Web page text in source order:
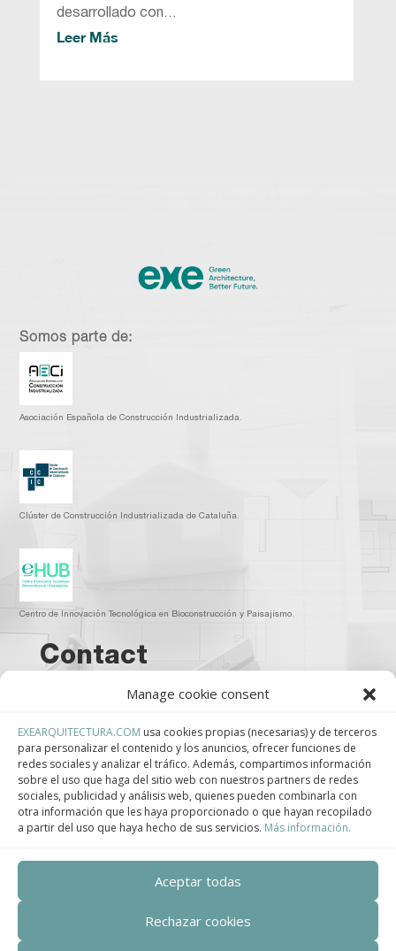
Manage cookie consent
EXEARQUITECTURA.COM usa cookies propias (necesarias) y de terceros
para personalizar el contenido y los anuncios, ofrecer funciones de
redes sociales y analizar el tráfico. Además, compartimos información
sobre el uso que haga del sitio web con nuestros partners de redes
sociales, publicidad y análisis web, quienes pueden combinarla con
otra información que les haya proporcionado o que hayan recopilado
a partir del uso que haya hecho de sus servicios. Más información.
Aceptar todas
Rechazar cookies
desarrollado con…
Leer Más
Somos parte de:
Asociación Española de Construcción Industrializada.
Clúster de Construcción Industrializada de Cataluña.
Centro de Innovación Tecnológica en Bioconstrucción y Paisajismo.
Contact
Teléfono
+34 932 008 035
Correo electrónico
adm@exearquitectura.com